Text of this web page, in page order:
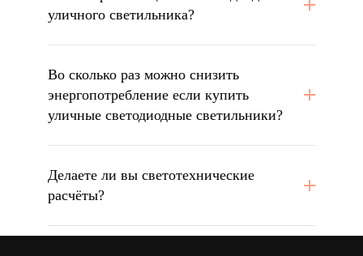
уличного светильника?
Во сколько раз можно снизить
энергопотребление если купить
уличные светодиодные светильники?
Делаете ли вы светотехнические
расчёты?